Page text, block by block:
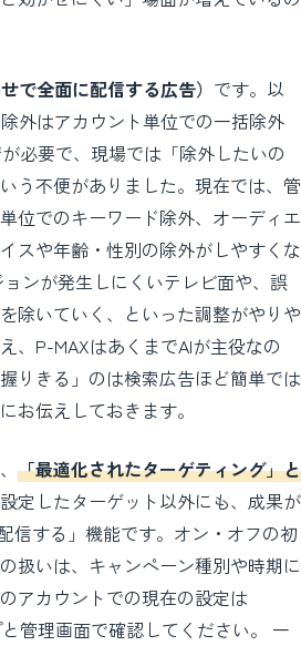
で全面に配信する広告） です。以
外はアカウント単位での一括除外
必要で、現場では「除外したいの
う不便がありました。現在では、管
位でのキーワード除外、オーディエ
スや年齢・性別の除外がしやすくな
ンが発生しにくいテレビ面や、誤
除いていく、といった調整がやりや
、P-MAXはあくまでAIが主役なの
りきる」のは検索広告ほど簡単では
お伝えしておきます。
「最適化されたターゲティング」と
定したターゲット以外にも、成果が
信する」機能です。オン・オフの初
扱いは、キャンペーン種別や時期に
アカウントでの現在の設定は
管理画面で確認してください。 一